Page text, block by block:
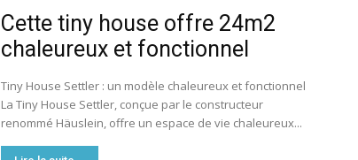
Cette tiny house offre 24m2
chaleureux et fonctionnel
Tiny House Settler : un modèle chaleureux et fonctionnel
La Tiny House Settler, conçue par le constructeur
renommé Häuslein, offre un espace de vie chaleureux...